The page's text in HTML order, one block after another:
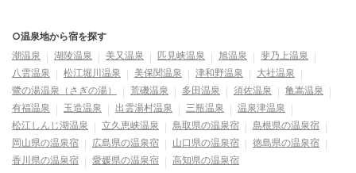
○温泉地から宿を探す
潮温泉
湖陵温泉 美又温泉 匹見峡温泉 旭温泉
斐乃上温泉
八雲温泉
松江堀川温泉 美保関温泉 津和野温泉
大社温泉
鷺の湯温泉（さぎの湯）
荒磯温泉 多田温泉 須佐温泉
亀嵩温泉
有福温泉
玉造温泉 出雲湯村温泉 三瓶温泉
温泉津温泉
松江しんじ湖温泉
立久恵峡温泉 鳥取県の温泉宿
島根県の温泉宿
岡山県の温泉宿
広島県の温泉宿 山口県の温泉宿
徳島県の温泉宿
香川県の温泉宿
愛媛県の温泉宿 高知県の温泉宿